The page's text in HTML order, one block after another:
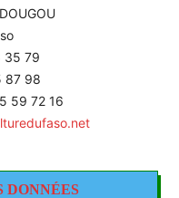
35 79
87 98
59 72 16
DONNÉES